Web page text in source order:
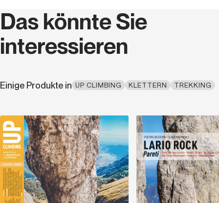
Höhe (cm)
Breite (cm)
Sprache Italienisch
Das könnte Sie
interessieren
Einige Produkte in UP CLIMBING KLETTERN TREKKING
Entdecken